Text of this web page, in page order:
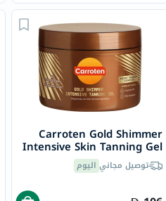
Carroten Gold Shimmer
Intensive Skin Tanning Gel
150mlتوصيل مجاني اليوم